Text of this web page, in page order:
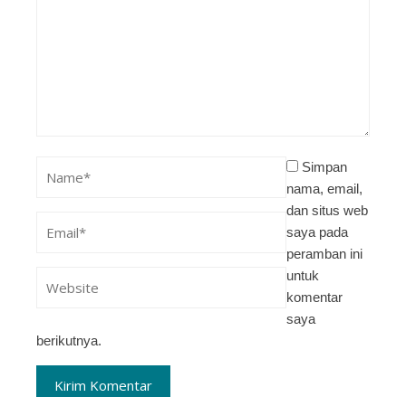
Simpan
nama, email,
dan situs web
saya pada
peramban ini
untuk
komentar
saya
berikutnya.